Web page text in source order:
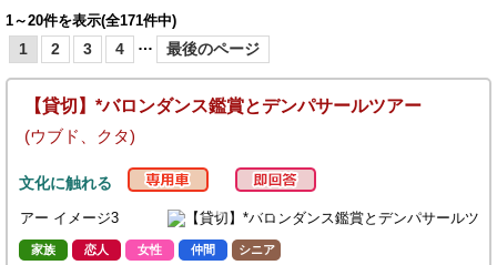
1～20件を表示(全171件中)
1 2 3 4 … 最後のページ
【貸切】*バロンダンス鑑賞とデンパサールツアー
(ウブド、クタ)
文化に触れる
家族 恋人 女性 仲間 シニア